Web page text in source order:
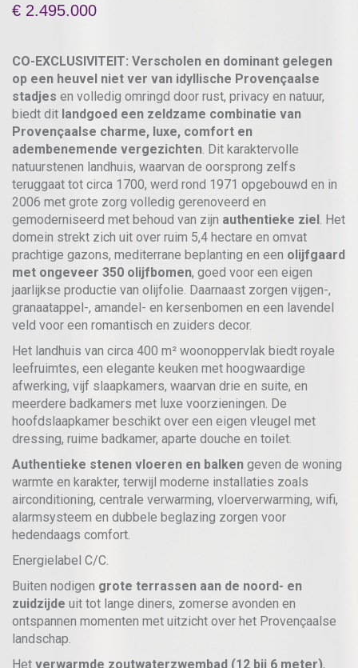
2.495.000
CO-EXCLUSIVITEIT: Verscholen en dominant gelegen
op een heuvel niet ver van idyllische Provençaalse
stadjes en volledig omringd door rust, privacy en natuur,
biedt dit landgoed een zeldzame combinatie van
Provençaalse charme, luxe, comfort en
adembenemende vergezichten. Dit karaktervolle
natuurstenen landhuis, waarvan de oorsprong zelfs
teruggaat tot circa 1700, werd rond 1971 opgebouwd en in
2006 met grote zorg volledig gerenoveerd en
gemoderniseerd met behoud van zijn authentieke ziel. Het
domein strekt zich uit over ruim 5,4 hectare en omvat
prachtige gazons, mediterrane beplanting en een olijfgaard
met ongeveer 350 olijfbomen, goed voor een eigen
jaarlijkse productie van olijfolie. Daarnaast zorgen vijgen-,
granaatappel-, amandel- en kersenbomen en een lavendel
veld voor een romantisch en zuiders decor.
Het landhuis van circa 400 m² woonoppervlak biedt royale
leefruimtes, een elegante keuken met hoogwaardige
afwerking, vijf slaapkamers, waarvan drie en suite, en
meerdere badkamers met luxe voorzieningen. De
hoofdslaapkamer beschikt over een eigen vleugel met
dressing, ruime badkamer, aparte douche en toilet.
Authentieke stenen vloeren en balken geven de woning
warmte en karakter, terwijl moderne installaties zoals
airconditioning, centrale verwarming, vloerverwarming, wifi,
alarmsysteem en dubbele beglazing zorgen voor
hedendaags comfort.
Energielabel C/C.
Buiten nodigen grote terrassen aan de noord- en
zuidzijde uit tot lange diners, zomerse avonden en
ontspannen momenten met uitzicht over het Provençaalse
landschap.
Het verwarmde zoutwaterzwembad (12 bij 6 meter),